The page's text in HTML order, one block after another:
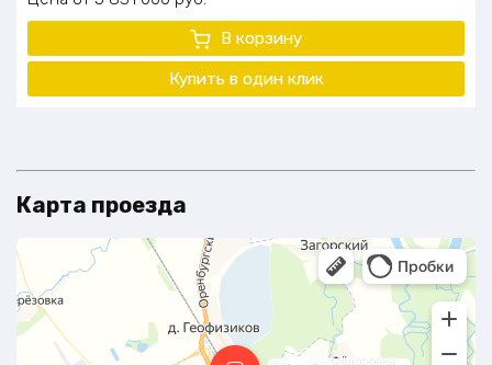
В корзину
Купить в один клик
Карта проезда